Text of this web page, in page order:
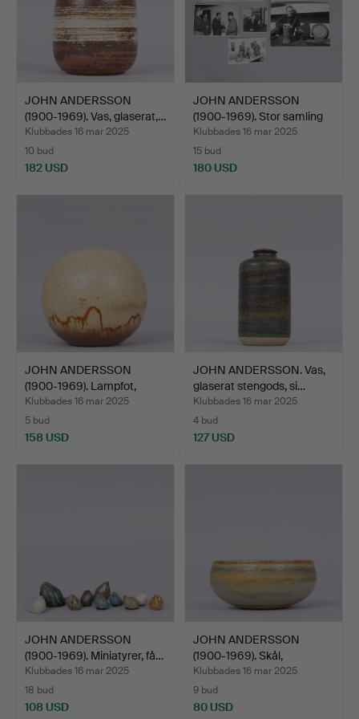
JOHN ANDERSSON
(1900-1969). Vas, glaserat,…
Klubbades 16 mar 2025
10 bud
182 USD
JOHN ANDERSSON
(1900-1969). Stor samling
b…
Klubbades 16 mar 2025
15 bud
180 USD
JOHN ANDERSSON
(1900-1969). Lampfot,
beige…
Klubbades 16 mar 2025
5 bud
158 USD
JOHN ANDERSSON. Vas,
glaserat stengods, si…
Klubbades 16 mar 2025
4 bud
127 USD
JOHN ANDERSSON
(1900-1969). Miniatyrer, få…
Klubbades 16 mar 2025
18 bud
108 USD
JOHN ANDERSSON
(1900-1969). Skål,
stengods…
Klubbades 16 mar 2025
9 bud
80 USD